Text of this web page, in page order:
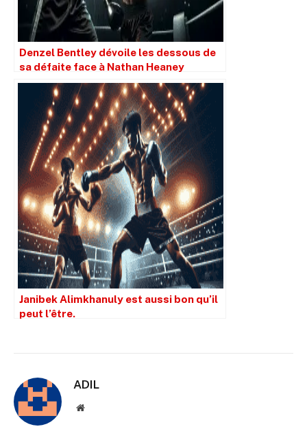
Denzel Bentley dévoile les dessous de
sa défaite face à Nathan Heaney
Janibek Alimkhanuly est aussi bon qu’il
peut l’être.
ADIL
Site